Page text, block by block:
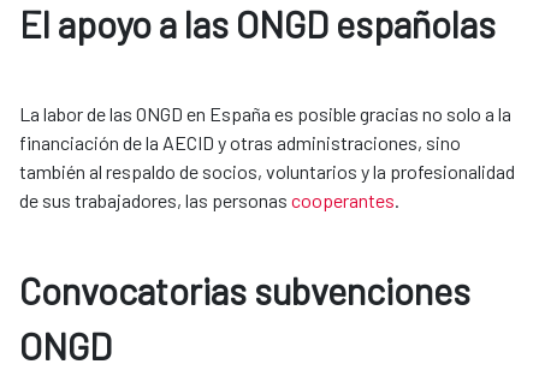
El apoyo a las ONGD españolas
La labor de las ONGD en España es posible gracias no solo a la
financiación de la AECID y otras administraciones, sino
también al respaldo de socios, voluntarios y la profesionalidad
de sus trabajadores, las personas cooperantes.
Convocatorias subvenciones
ONGD